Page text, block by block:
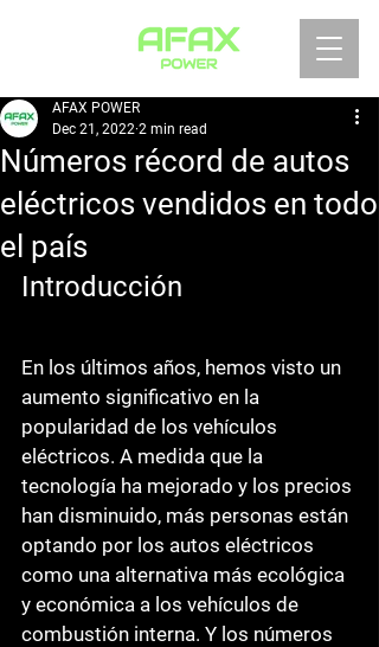
Números récord de autos
eléctricos vendidos en todo
el país
AFAX POWER
Dec 21, 2022 2 min read
Introducción
En los últimos años, hemos visto un
aumento significativo en la
popularidad de los vehículos
eléctricos. A medida que la
tecnología ha mejorado y los precios
han disminuido, más personas están
optando por los autos eléctricos
como una alternativa más ecológica
y económica a los vehículos de
combustión interna. Y los números